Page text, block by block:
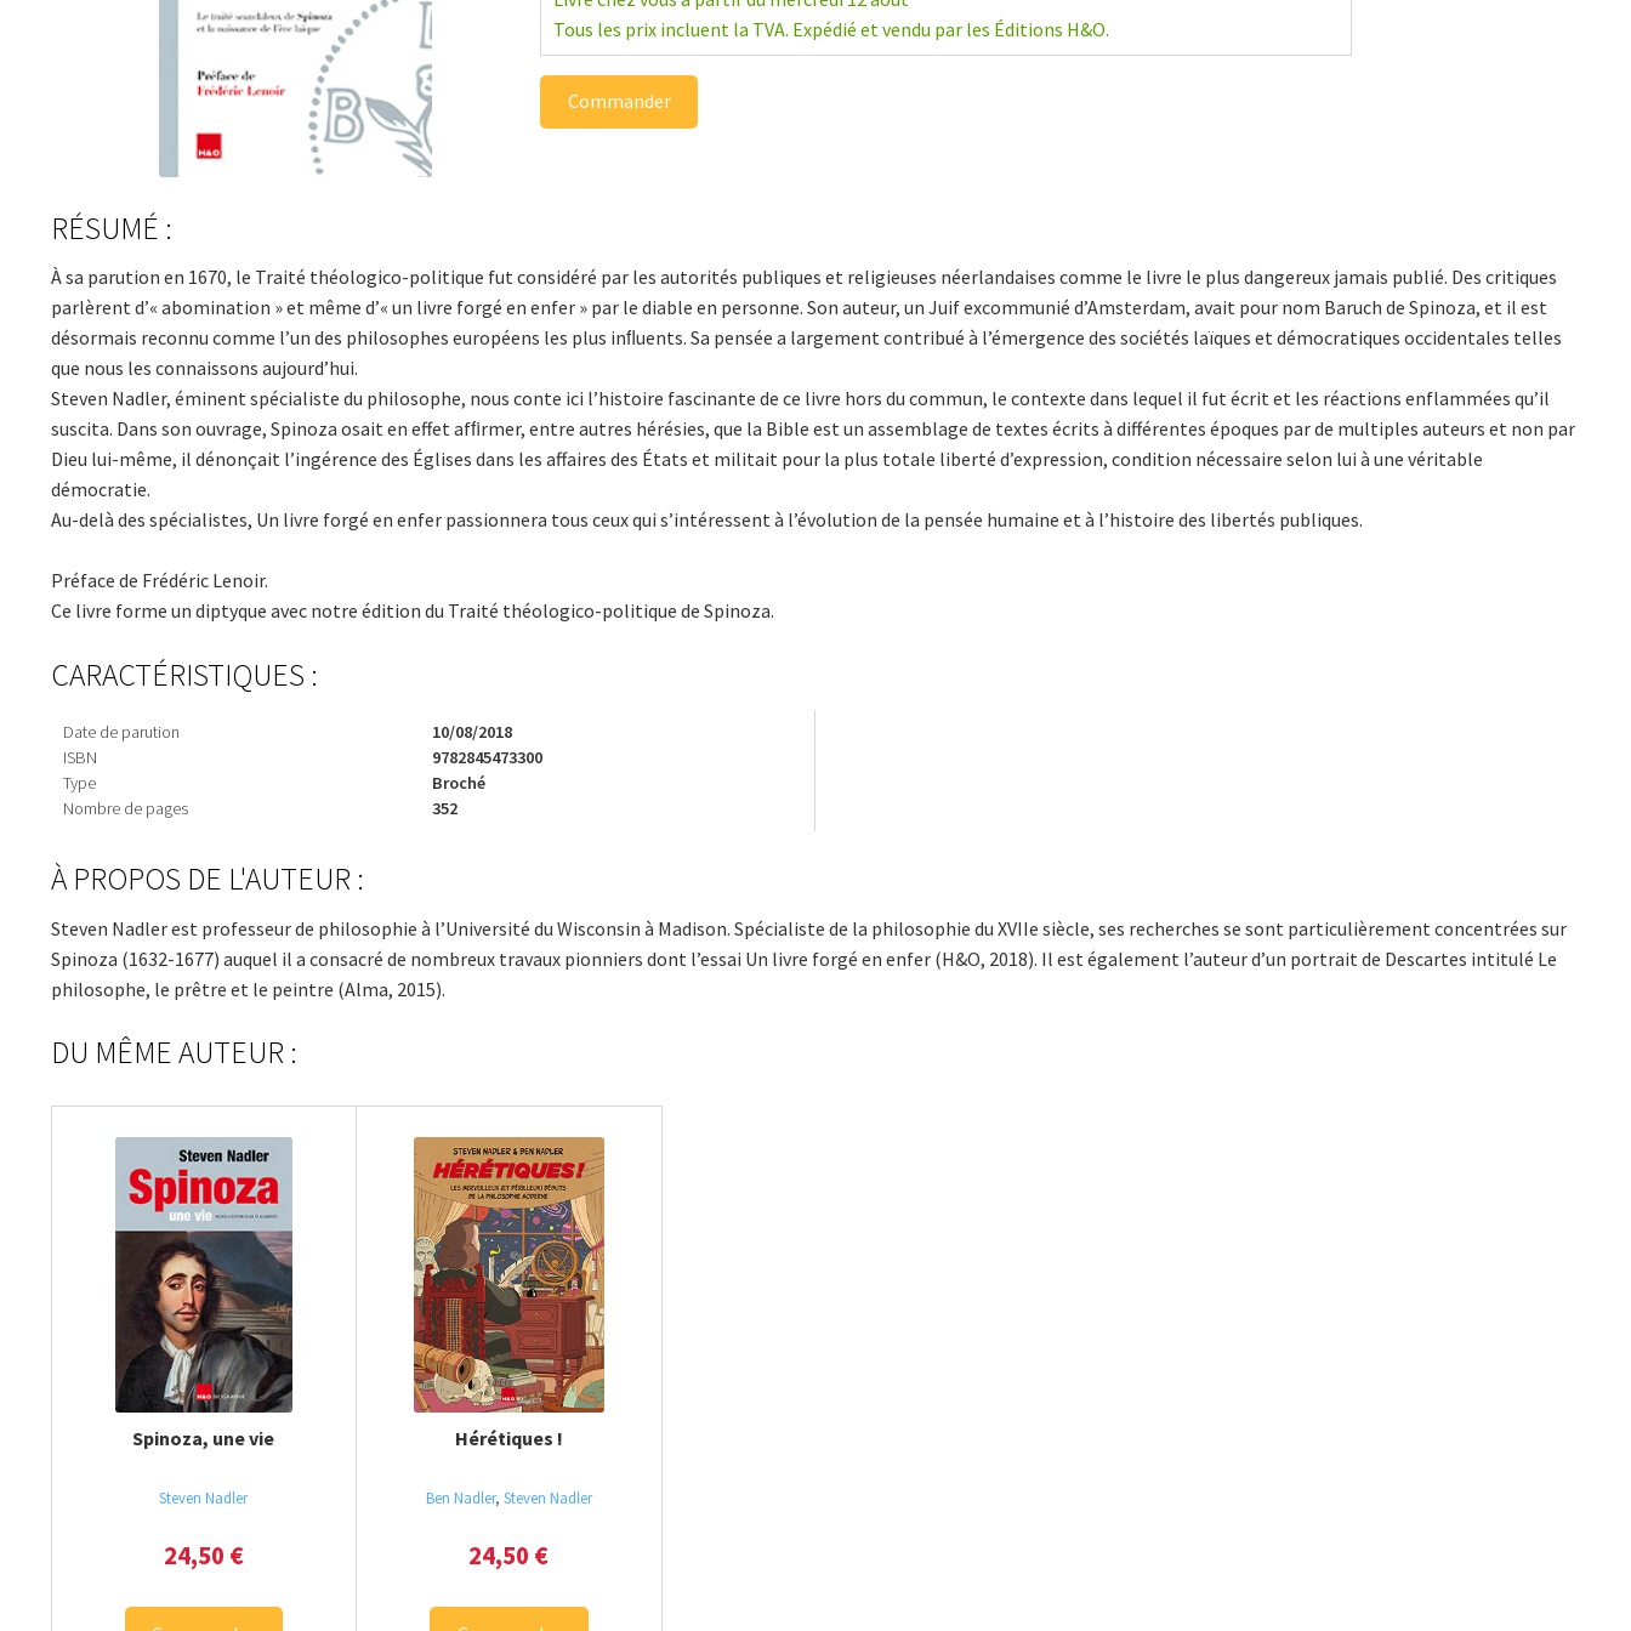
Tous les prix incluent la TVA. Expédié et vendu par les Éditions H&O.
Commander
RÉSUMÉ :
À sa parution en 1670, le Traité théologico-politique fut considéré par les autorités publiques et religieuses néerlandaises comme le livre le plus dangereux jamais publié. Des critiques
parlèrent d’« abomination » et même d’« un livre forgé en enfer » par le diable en personne. Son auteur, un Juif excommunié d’Amsterdam, avait pour nom Baruch de Spinoza, et il est
désormais reconnu comme l’un des philosophes européens les plus inﬂuents. Sa pensée a largement contribué à l’émergence des sociétés laïques et démocratiques occidentales telles
que nous les connaissons aujourd’hui.
Steven Nadler, éminent spécialiste du philosophe, nous conte ici l’histoire fascinante de ce livre hors du commun, le contexte dans lequel il fut écrit et les réactions enflammées qu’il
suscita. Dans son ouvrage, Spinoza osait en effet afﬁrmer, entre autres hérésies, que la Bible est un assemblage de textes écrits à différentes époques par de multiples auteurs et non par
Dieu lui-même, il dénonçait l’ingérence des Églises dans les affaires des États et militait pour la plus totale liberté d’expression, condition nécessaire selon lui à une véritable
démocratie.
Au-delà des spécialistes, Un livre forgé en enfer passionnera tous ceux qui s’intéressent à l’évolution de la pensée humaine et à l’histoire des libertés publiques.
Préface de Frédéric Lenoir.
Ce livre forme un diptyque avec notre édition du Traité théologico-politique de Spinoza.
CARACTÉRISTIQUES :
Date de parution
ISBN
Type
Nombre de pages
10/08/2018
9782845473300
Broché
352
À PROPOS DE L'AUTEUR :
Steven Nadler est professeur de philosophie à l’Université du Wisconsin à Madison. Spécialiste de la philosophie du XVIIe siècle, ses recherches se sont particulièrement concentrées sur
Spinoza (1632-1677) auquel il a consacré de nombreux travaux pionniers dont l’essai Un livre forgé en enfer (H&O, 2018). Il est également l’auteur d’un portrait de Descartes intitulé Le
philosophe, le prêtre et le peintre (Alma, 2015).
DU MÊME AUTEUR :
Spinoza, une vie
Steven Nadler
24,50 €
Hérétiques !
Ben Nadler, Steven Nadler
24,50 €